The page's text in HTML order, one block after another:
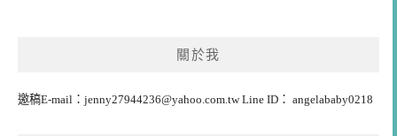
關於我
邀稿E-mail： jenny27944236@yahoo.com.twLine ID： angelababy0218